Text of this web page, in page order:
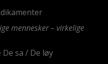
mennesker – virkelige
sa / De løy